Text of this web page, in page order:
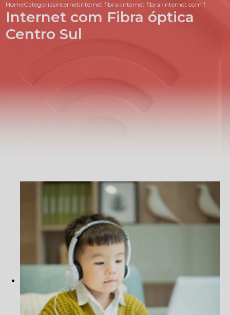
HomeCategoriasinternetinternet fibra oticainternet fibra optica nova varzea
internet com fibra
Internet com Fibra óptica
Centro Sul